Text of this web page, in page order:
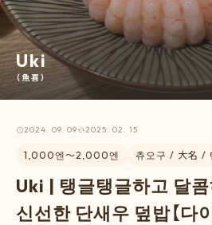
Uki
（魚喜）
2024. 09. 09 2025. 02. 15
1,000엔〜2,000엔 츄오구 / 大名 /
Uki | 탱글탱글하고 달
신선한 단새우 덮밥【다